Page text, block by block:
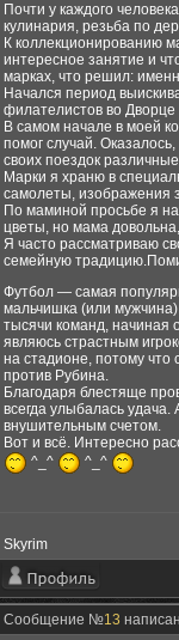
Почти у каждого
кулинария, резьба по
К коллекционированию
интересное занятие и
марках, что решил:
Начался период
филателистов во Дворце
В самом начале в моей
помог случай.
своих поездок
Марки я храню в
самолеты, изображения
По маминой просьбе я
цветы, но мама
Я часто рассматриваю
семейную
Футбол — самая
мальчишка (или
тысячи команд, начиная
являюсь страстным
на стадионе, потому
против Рубина.
Благодаря блестяще
всегда улыбалась
внушительным счетом.
Вот и всё. Интересно
^_^
^_^
Skyrim
Сообщение №13